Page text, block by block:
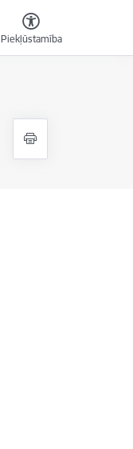
Piekļūstamība